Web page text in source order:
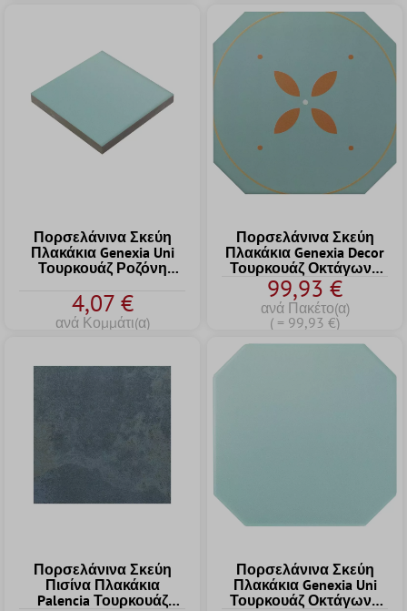
Πορσελάνινα Σκεύη
Πλακάκια Genexia Uni
Τουρκουάζ Ροζόνη
4,07 €
ανά Κομμάτι(α)
Πορσελάνινα Σκεύη
Πλακάκια Genexia Decor
Τουρκουάζ Οκτάγωνο
20x20cm
99,93 €
ανά Πακέτο(α)
( = 99,93 €)
Πορσελάνινα Σκεύη
Πισίνα Πλακάκια
Palencia Τουρκουάζ
Πορσελάνινα Σκεύη
Πλακάκια Genexia Uni
Τουρκουάζ Οκτάγωνο